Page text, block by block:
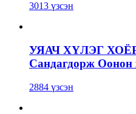
3013 үзсэн
УЯАЧ ХҮЛЭГ
Сандагдорж Оонон
2884 үзсэн